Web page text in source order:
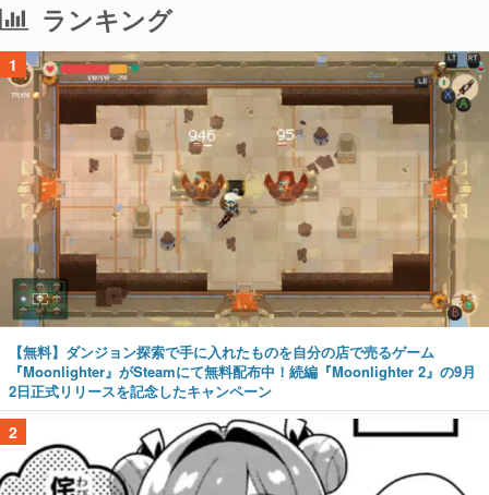
ランキング
1
【無料】ダンジョン探索で手に入れたものを自分の店で売るゲーム
『Moonlighter』がSteamにて無料配布中！続編『Moonlighter 2』の9月
2日正式リリースを記念したキャンペーン
2